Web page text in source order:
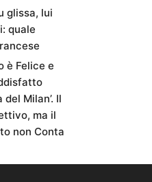
glissa, lui
quale
è Felice e
Milan’. Il
ma il
non Conta